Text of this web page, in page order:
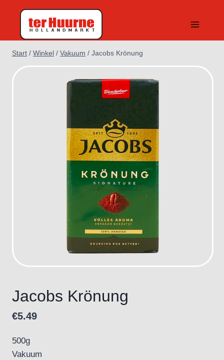
springen
Start / Winkel / Vakuum / Jacobs Krönung
Jacobs Krönung
€5.49
500g
Vakuum